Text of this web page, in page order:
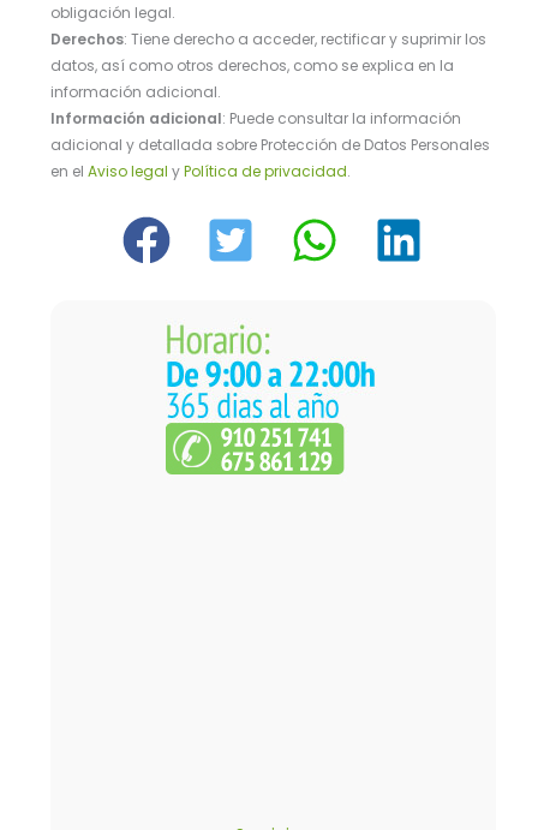
obligación legal.
Derechos: Tiene derecho a acceder, rectificar y suprimir los
datos, así como otros derechos, como se explica en la
información adicional.
Información adicional: Puede consultar la información
adicional y detallada sobre Protección de Datos Personales
en el Aviso legal yPolítica de privacidad.